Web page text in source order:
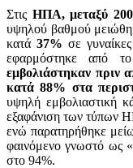
Στις ΗΠΑ, μεταξύ
υψηλού βαθμού
κατά 37% σε
εφαρμόστηκε από
εμβολιάστηκαν πριν
κατά 88% στα
υψηλή εμβολιαστική
εξαφάνιση των τύπων
ενώ παρατηρήθηκε
φαινόμενο γνωστό ως «
στο 94%.